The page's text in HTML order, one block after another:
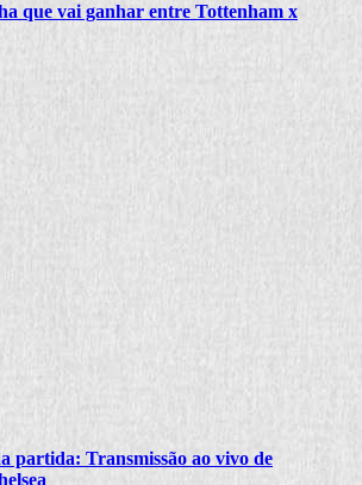
que vai ganhar entre Tottenham x
partida: Transmissão ao vivo de